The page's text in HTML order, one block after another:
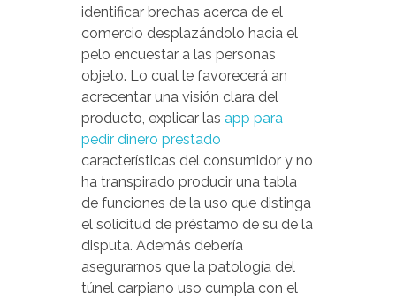
identificar brechas acerca de el
comercio desplazándolo hacia el
pelo encuestar a las personas
objeto. Lo cual le favorecerá an
acrecentar una visión clara del
producto, explicar las app para
pedir dinero prestado
características del consumidor y no
ha transpirado producir una tabla
de funciones de la uso que distinga
el solicitud de préstamo de su de la
disputa. Además debería
asegurarnos que la patologí­a del
túnel carpiano uso cumpla con el